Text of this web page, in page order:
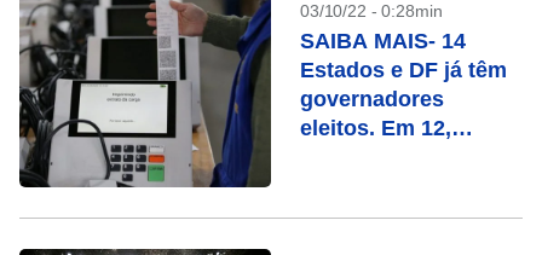
03/10/22 - 0:28min
SAIBA MAIS- 14
Estados e DF já têm
governadores
eleitos. Em 12,